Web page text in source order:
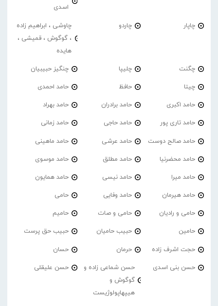
اسدی
چاپار چاردو
چاوشی ، ابراهیم زاده
، گوگوش ، قمیشی ،
هایده
چگنت چلیپا چنگیز حبیبیان
چیتا حافظ حامد احمدی
حامد اکبری حامد برادران حامد بهراد
حامد تاری پور حامد حاجی حامد زمانی
حامد صالح دوست حامد عرشی حامد ماهینی
حامد محضرنیا حامد مطلق حامد موسوی
حامد میرا حامد نیسی حامد همایون
حامد هیرمان حامد وفایی حامی
حامی و رادیان حامی و صات حامیم
حامین حبیب حامیان حبیب حق پرست
حجت اشرف زاده حرمان حسان
حسن بنی اسدی
حسن شماعی زاده و
گوگوش و
هیپهاپولوژیست
حسن علیقلی